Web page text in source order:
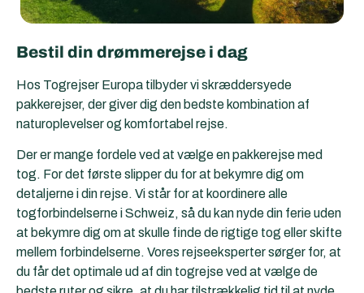
Bestil din drømmerejse i dag
Hos Togrejser Europa tilbyder vi skræddersyede
pakkerejser, der giver dig den bedste kombination af
naturoplevelser og komfortabel rejse.
Der er mange fordele ved at vælge en pakkerejse med
tog. For det første slipper du for at bekymre dig om
detaljerne i din rejse. Vi står for at koordinere alle
togforbindelserne i Schweiz, så du kan nyde din ferie uden
at bekymre dig om at skulle finde de rigtige tog eller skifte
mellem forbindelserne. Vores rejseeksperter sørger for, at
du får det optimale ud af din togrejse ved at vælge de